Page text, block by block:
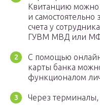
Квитанцию можно
и самостоятельно
счета у
ГУВМ МВД или
С помощью
карты банка
функционалом
Через